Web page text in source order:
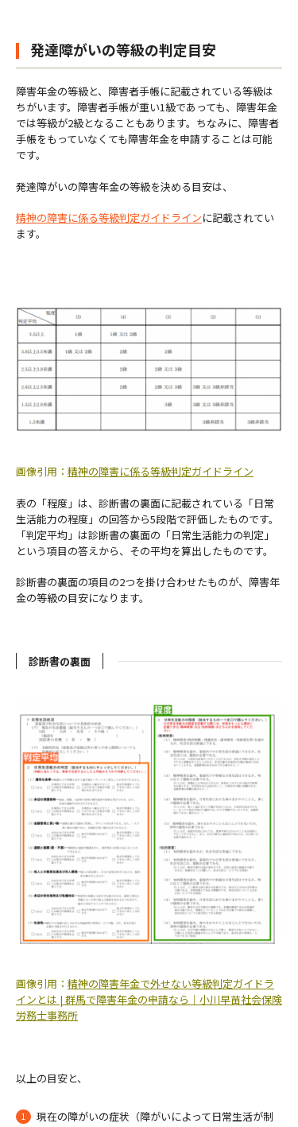
発達障がいの等級の判定目安
障害年金の等級と、障害者手帳に記載されている等級は
ちがいます。障害者手帳が重い1級であっても、障害年金
では等級が2級となることもあります。ちなみに、障害者
手帳をもっていなくても障害年金を申請することは可能
です。
発達障がいの障害年金の等級を決める目安は、
精神の障害に係る等級判定ガイドラインに記載されてい
ます。
画像引用： 精神の障害に係る等級判定ガイドライン
表の「程度」は、診断書の裏面に記載されている「日常
生活能力の程度」の回答から5段階で評価したものです。
「判定平均」は診断書の裏面の「日常生活能力の判定」
という項目の答えから、その平均を算出したものです。
診断書の裏面の項目の2つを掛け合わせたものが、障害年
金の等級の目安になります。
診断書の裏面
画像引用： 精神の障害年金で外せない等級判定ガイドラ
インとは | 群馬で障害年金の申請なら｜小川早苗社会保険
労務士事務所
以上の目安と、
現在の障がいの症状（障がいによって日常生活が制